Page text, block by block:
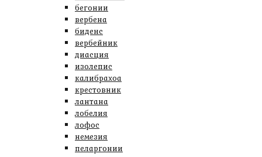
бегонии
вербена
биденс
вербейник
диасция
изолепис
калибрахоа
крестовник
лантана
лобелия
лофос
немезия
пеларгонии